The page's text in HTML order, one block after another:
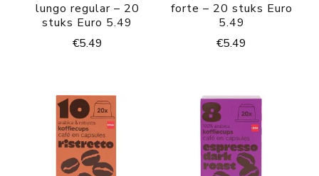
lungo regular – 20
stuks Euro 5.49
€5.49
forte – 20 stuks Euro
5.49
€5.49